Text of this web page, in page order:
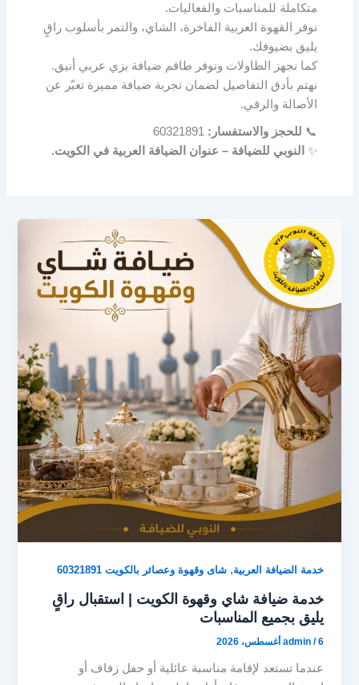
متكاملة للمناسبات والفعاليات.
نوفر القهوة العربية الفاخرة، الشاي، والتمر بأسلوب راقٍ
يليق بضيوفك.
كما نجهز الطاولات ونوفر طاقم ضيافة بزي عربي أنيق.
نهتم بأدق التفاصيل لضمان تجربة ضيافة مميزة تعبّر عن
الأصالة والرقي.
📞 للحجز والاستفسار:
✨
النوبي للضيافة – عنوان الضيافة العربية في الكويت.
خدمة الضيافة العربية,شاى وقهوة وعصائر بالكويت 60321891
خدمة ضيافة شاي وقهوة الكويت | استقبال راقٍ
يليق بجميع المناسبات
admin /6 أغسطس، 2026
عندما تستعد لإقامة مناسبة عائلية أو حفل زفاف أو